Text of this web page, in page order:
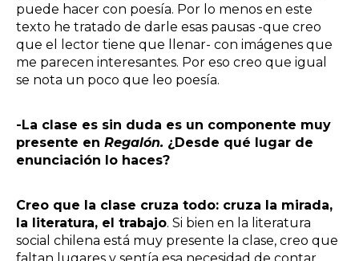
puede hacer con poesía. Por lo menos en este
texto he tratado de darle esas pausas -que creo
que el lector tiene que llenar- con imágenes que
me parecen interesantes. Por eso creo que igual
se nota un poco que leo poesía.
-La clase es sin duda es un componente muy
presente en Regalón. ¿Desde qué lugar de
enunciación lo haces?
Creo que la clase cruza todo: cruza la mirada,
la literatura, el trabajo. Si bien en la literatura
social chilena está muy presente la clase, creo que